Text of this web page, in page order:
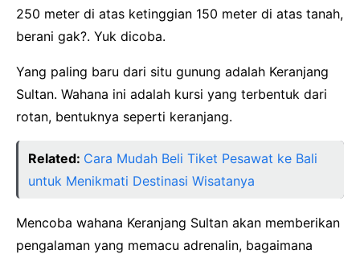
250 meter di atas ketinggian 150 meter di atas tanah,
berani gak?. Yuk dicoba.
Yang paling baru dari situ gunung adalah Keranjang
Sultan. Wahana ini adalah kursi yang terbentuk dari
rotan, bentuknya seperti keranjang.
Related: Cara Mudah Beli Tiket Pesawat ke Bali
untuk Menikmati Destinasi Wisatanya
Mencoba wahana Keranjang Sultan akan memberikan
pengalaman yang memacu adrenalin, bagaimana